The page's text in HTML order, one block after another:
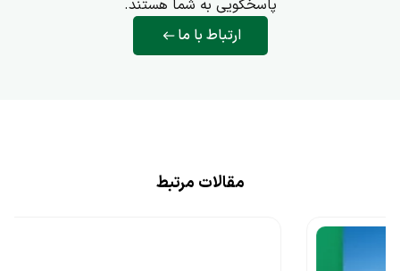
پاسخگویی به شما هستند.
ارتباط با ما
مقالات مرتبط